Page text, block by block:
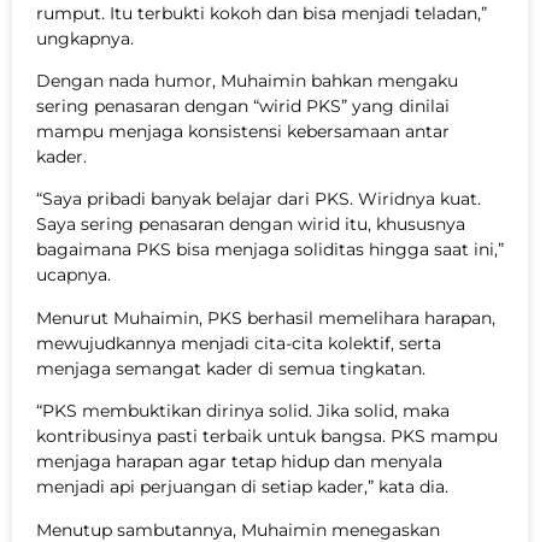
rumput. Itu terbukti kokoh dan bisa menjadi teladan,”
ungkapnya.
Dengan nada humor, Muhaimin bahkan mengaku
sering penasaran dengan “wirid PKS” yang dinilai
mampu menjaga konsistensi kebersamaan antar
kader.
“Saya pribadi banyak belajar dari PKS. Wiridnya kuat.
Saya sering penasaran dengan wirid itu, khususnya
bagaimana PKS bisa menjaga soliditas hingga saat ini,”
ucapnya.
Menurut Muhaimin, PKS berhasil memelihara harapan,
mewujudkannya menjadi cita-cita kolektif, serta
menjaga semangat kader di semua tingkatan.
“PKS membuktikan dirinya solid. Jika solid, maka
kontribusinya pasti terbaik untuk bangsa. PKS mampu
menjaga harapan agar tetap hidup dan menyala
menjadi api perjuangan di setiap kader,” kata dia.
Menutup sambutannya, Muhaimin menegaskan